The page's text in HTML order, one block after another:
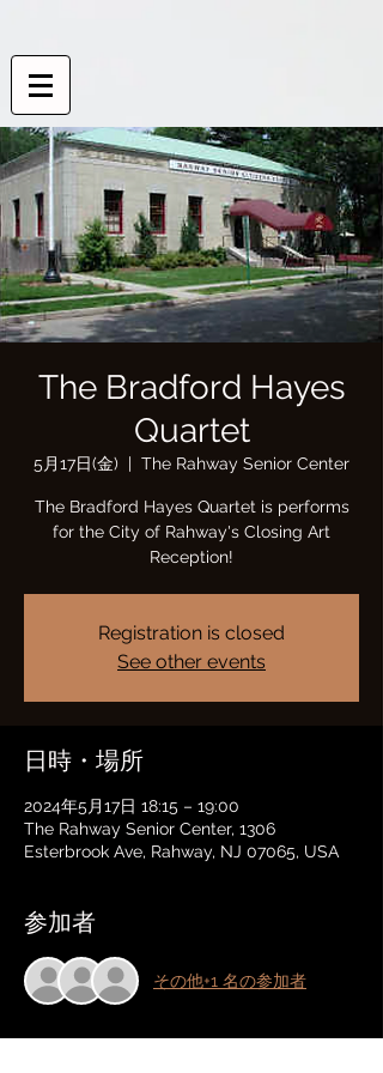
The Bradford Hayes
Quartet
5月17日(金)
  |
The Rahway Senior Center
The Bradford Hayes Quartet is performs
for the City of Rahway's Closing Art
Reception!
Registration is closed
See other events
日時・場所
2024年5月17日 18:15 – 19:00
The Rahway Senior Center, 1306
Esterbrook Ave, Rahway, NJ 07065, USA
参加者
その他+1 名の参加者